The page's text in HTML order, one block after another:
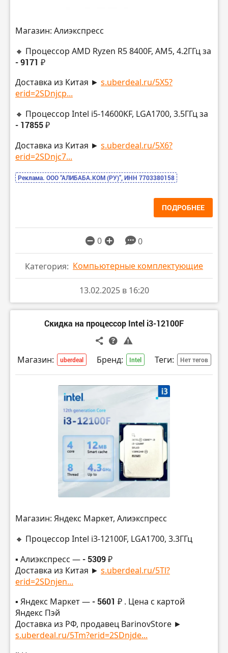
Магазин: Алиэкспресс
🔸 Процессор AMD Ryzen R5 8400F, AM5, 4.2ГГц за
- 9171 ₽
Доставка из Китая ► s.uberdeal.ru/5X5?
erid=2SDnjcp...
🔸 Процессор Intel i5-14600KF, LGA1700, 3.5ГГц за
- 17855 ₽
Доставка из Китая ► s.uberdeal.ru/5X6?
erid=2SDnjc7...
Реклама. ООО “АЛИБАБА.КОМ (РУ)”, ИНН 7703380158
ПОДРОБНЕЕ
0 0
Категория: Компьютерные комплектующие
13.02.2025 в 16:20
Скидка на процессор Intel i3-12100F
Магазин: uberdeal Бренд: Intel Теги: Нет тегов
Магазин: Яндекс Маркет, Алиэкспресс
🔸 Процессор Intel i3-12100F, LGA1700, 3.3ГГц
▪️ Алиэкспресс —- 5309 ₽
Доставка из Китая ► s.uberdeal.ru/5Tl?
erid=2SDnjen...
▪️ Яндекс Маркет —- 5601 ₽ . Цена с картой
Яндекс Пэй
Доставка из РФ, продавец BarinovStore ►
s.uberdeal.ru/5Tm?erid=2SDnjde...